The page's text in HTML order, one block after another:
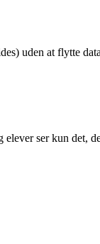
uden at flytte
ser kun det,